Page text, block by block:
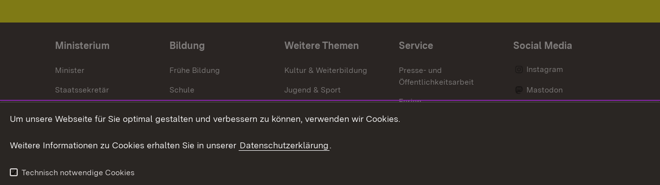
Ministerium
Minister
Staatssekretär
Anfahrt und Kontakt
Bildung
Frühe Bildung
Schule
Weitere Themen
Kultur & Weiterbildung
Jugend & Sport
Service
Presse- und
Öffentlichkeitsarbeit
Ferien
Stellen
Social Media
Instagram
Mastodon
Um unsere Webseite für Sie optimal gestalten und verbessern zu können, verwenden wir Cookies.
Weitere Informationen zu Cookies erhalten Sie in unserer Datenschutzerklärung.
Technisch notwendige Cookies